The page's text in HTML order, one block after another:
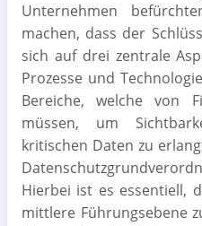
Unternehmen
machen, dass der
sich auf drei zentrale
Prozesse und
Bereiche, welche von
müssen, um
kritischen Daten zu
Hierbei ist es essentiell,
mittlere Führungsebene